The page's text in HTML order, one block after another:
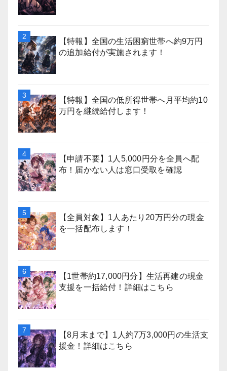
【特報】全国の生活困窮世帯へ約9万円
の追加給付が実施されます！
【特報】全国の低所得世帯へ月平均約10
万円を継続給付します！
【申請不要】1人5,000円分を全員へ配
布！届かない人は窓口受取を確認
【全員対象】1人あたり20万円分の現金
を一括配布します！
【1世帯約17,000円分】生活再建の現金
支援を一括給付！詳細はこちら
【8月末まで】1人約7万3,000円の生活支
援金！詳細はこちら